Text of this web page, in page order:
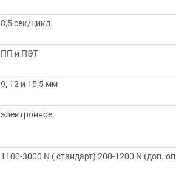
8,5 сек/цикл.
ПП и ПЭТ
9, 12 и 15,5 мм
электронное
1100-3000 N ( стандарт) 200-1200 N (доп.